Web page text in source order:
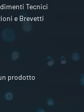
Tecnici
e Brevetti
prodotto